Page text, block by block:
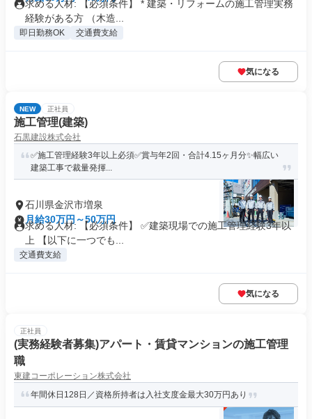
求める人材: 【必須条件】 * 建築・リフォームの施工管理実務
経験がある方 （木造...
即日勤務OK 交通費支給
気になる
NEW 正社員
施工管理(建築)
石黒建設株式会社
✅️施工管理経験3年以上必須✅️賞与年2回・合計4.15ヶ月分✨️幅広い
建築工事で裁量発揮...
石川県金沢市増泉
月給30万円～50万円
求める人材: 【必須条件】 ✅️建築現場での施工管理経験3年以
上 【以下に一つでも...
交通費支給
気になる
正社員
(実務経験者募集)アパート・賃貸マンションの施工管理
職
東建コーポレーション株式会社
年間休日128日／資格所持者は入社支度金最大30万円あり